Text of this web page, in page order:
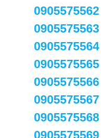
0905575562
0905575563
0905575564
0905575565
0905575566
0905575567
0905575568
0905575569